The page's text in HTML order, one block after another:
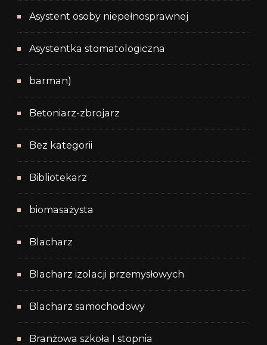
Asystent osoby niepełnosprawnej
Asystentka stomatologiczna
barman)
Betoniarz-zbrojarz
Bez kategorii
Bibliotekarz
biomasażysta
Blacharz
Blacharz izolacji przemysłowych
Blacharz samochodowy
Branżowa szkoła I stopnia